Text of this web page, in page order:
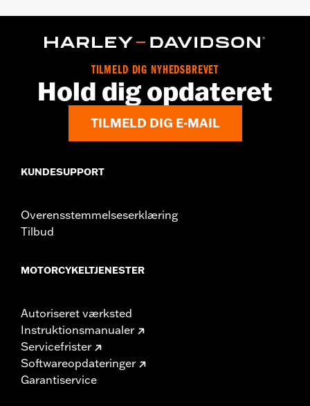
TILMELD DIG NYHEDSBREVET
Hold dig opdateret
TILMELD DIG E-MAIL
KUNDESUPPORT
Overensstemmelseserklæring
Tilbud
MOTORCYKELTJENESTER
Autoriseret værksted
Instruktionsmanualer
Servicefrister
Softwareopdateringer
Garantiservice